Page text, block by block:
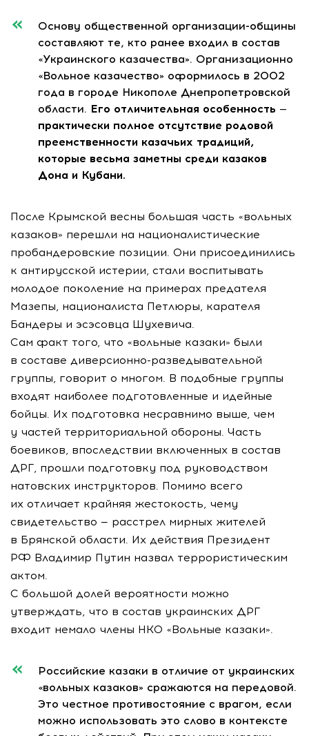
Основу общественной организации-общины
составляют те, кто ранее входил в состав
«Украинского казачества». Организационно
«Вольное казачество» оформилось в 2002
года в городе Никополе Днепропетровской
области. Его отличительная особенность —
практически полное отсутствие родовой
преемственности казачьих традиций,
которые весьма заметны среди казаков
Дона и Кубани.
После Крымской весны большая часть «вольных
казаков» перешли на националистические
пробандеровские позиции. Они присоединились
к антирусской истерии, стали воспитывать
молодое поколение на примерах предателя
Мазепы, националиста Петлюры, карателя
Бандеры и эсэсовца Шухевича.
Сам факт того, что «вольные казаки» были
в составе диверсионно-разведывательной
группы, говорит о многом. В подобные группы
входят наиболее подготовленные и идейные
бойцы. Их подготовка несравнимо выше, чем
у частей территориальной обороны. Часть
боевиков, впоследствии включенных в состав
ДРГ, прошли подготовку под руководством
натовских инструкторов. Помимо всего
их отличает крайняя жестокость, чему
свидетельство — расстрел мирных жителей
в Брянской области. Их действия Президент
РФ Владимир Путин назвал террористическим
актом.
С большой долей вероятности можно
утверждать, что в состав украинских ДРГ
входит немало члены НКО «Вольные казаки».
Российские казаки в отличие от украинских
«вольных казаков» сражаются на передовой.
Это честное противостояние с врагом, если
можно использовать это слово в контексте